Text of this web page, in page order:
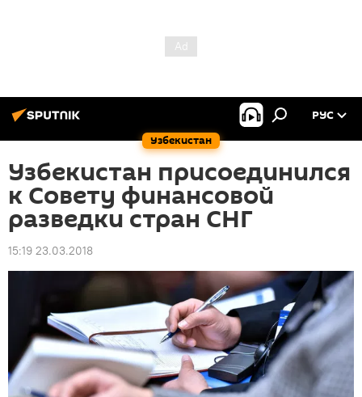
Узбекистан
РУС
Узбекистан присоединился
к Совету финансовой
разведки стран СНГ
15:19 23.03.2018